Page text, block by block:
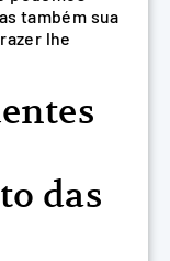
também sua
lhe
das